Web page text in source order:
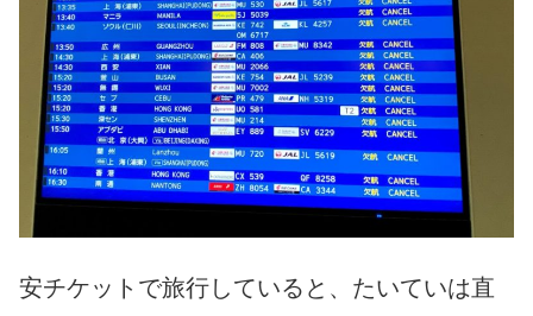
安チケットで旅行していると、たいていは直